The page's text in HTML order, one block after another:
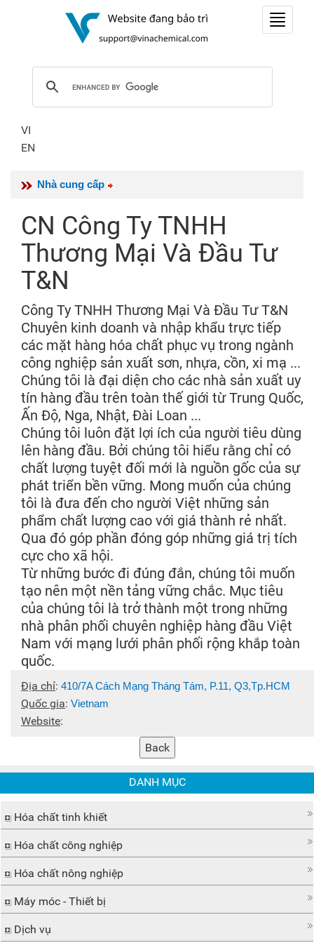
Toggle
VI
EN
Nhà cung cấp
CN Công Ty TNHH
Thương Mại Và Đầu Tư
T&N
Công Ty TNHH Thương Mại Và Đầu Tư T&N
Chuyên kinh doanh và nhập khẩu trực tiếp
các mặt hàng hóa chất phục vụ trong ngành
công nghiệp sản xuất sơn, nhựa, cồn, xi mạ ...
Chúng tôi là đại diện cho các nhà sản xuất uy
tín hàng đầu trên toàn thế giới từ Trung Quốc,
Ấn Độ, Nga, Nhật, Đài Loan ...
Chúng tôi luôn đặt lợi ích của người tiêu dùng
lên hàng đầu. Bởi chúng tôi hiểu rằng chỉ có
chất lượng tuyệt đối mới là nguồn gốc của sự
phát triển bền vững. Mong muốn của chúng
tôi là đưa đến cho người Việt những sản
phẩm chất lượng cao với giá thành rẻ nhất.
Qua đó góp phần đóng góp những giá trị tích
cực cho xã hội.
Từ những bước đi đúng đắn, chúng tôi muốn
tạo nên một nền tảng vững chắc. Mục tiêu
của chúng tôi là trở thành một trong những
nhà phân phối chuyên nghiệp hàng đầu Việt
Nam với mạng lưới phân phối rộng khắp toàn
quốc.
Địa chỉ: 410/7A Cách Mạng Tháng Tám, P.11, Q3,Tp.HCM
Quốc gia: Vietnam
Website:
DANH MỤC
Hóa chất tinh khiết
Hóa chất công nghiệp
Hóa chất nông nghiệp
Máy móc - Thiết bị
Dịch vụ